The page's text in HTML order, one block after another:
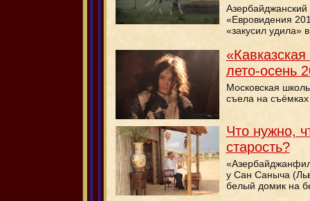
Азербайджанский
«Евровидения
«закусил удила»
лето-осень
Московская
съела на
Что нужно,
старость?
у Сан Саныча
белый домик на